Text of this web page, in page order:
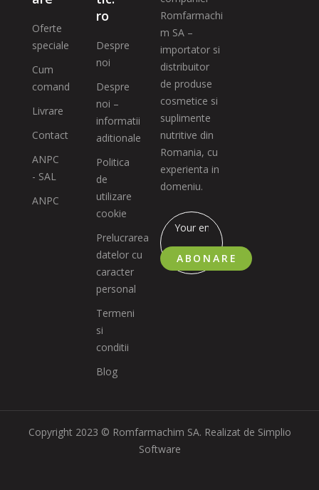
Oferte
speciale
Cum
comand
Livrare
Contact
ANPC
- SAL
ANPC
ro
Despre
noi
Despre
noi –
informatii
aditionale
Politica
de
utilizare
cookie
Prelucrarea
datelor cu
caracter
personal
Termeni
si
conditii
Blog
Romfarmachi
m SA –
importator si
distribuitor
de produse
cosmetice si
suplimente
nutritive din
Romania, cu
experienta in
domeniu.
ABONARE
Copyright 2023 © Romfarmachim SA. Realizat de Simplio
Software